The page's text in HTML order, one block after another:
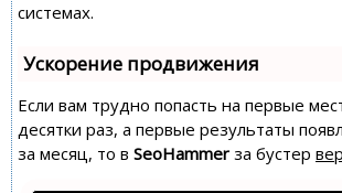
системах.
Ускорение продвижения
Если вам трудно попасть на первые
десятки раз, а первые результаты
за месяц, то в SeoHammer за бустер